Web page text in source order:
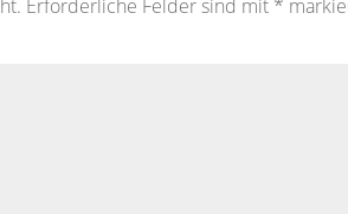
Erforderliche Felder sind mit *